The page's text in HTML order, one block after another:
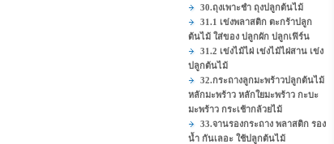
30.ถุงเพาะชำ ถุงปลูกต้นไม้
31.1 เข่งพลาสติก ตะกร้าปลูก
ต้นไม้ ใส่ของ ปลูกผัก ปลูกเฟิร์น
31.2 เข่งไม้ไผ่ เข่งไม้ไผ่สาน เข่ง
ปลูกต้นไม้
32.กระถางลูกมะพร้าวปลูกต้นไม้
หลักมะพร้าว หลักใยมะพร้าว กะบะ
มะพร้าว กระเช้ากล้วยไม้
33.จานรองกระถาง พลาสติก รอง
น้ำ กันเลอะ ใช้ปลูกต้นไม้